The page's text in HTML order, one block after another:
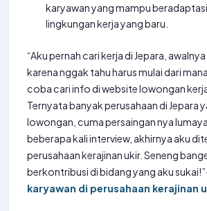
karyawan yang mampu
lingkungan kerja yang baru.
“Aku pernah cari kerja di Jepara,
karena nggak tahu harus mulai dari
coba cari info di website lowongan kerja
Ternyata banyak perusahaan di Jepara
lowongan, cuma persaingan nya
beberapa kali interview, akhirnya aku
perusahaan kerajinan ukir. Seneng
berkontribusi di bidang yang aku
karyawan di perusahaan kerajinan